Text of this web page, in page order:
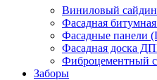
Виниловый
Фасадная
Фасадные
Фасадная доска
Фиброцементный
Заборы